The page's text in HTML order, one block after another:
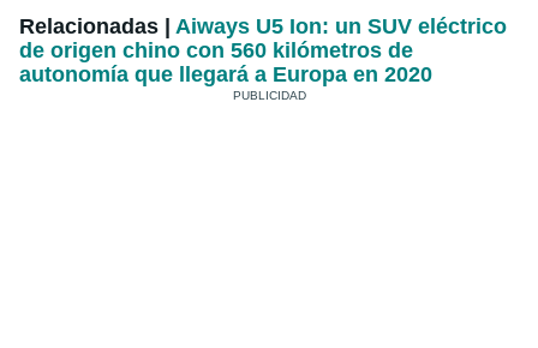
Relacionadas | Aiways U5 Ion: un SUV eléctrico
de origen chino con 560 kilómetros de
autonomía que llegará a Europa en 2020